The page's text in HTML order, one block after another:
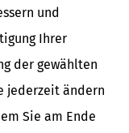
und
Ihrer
der gewählten
jederzeit ändern
Sie am Ende